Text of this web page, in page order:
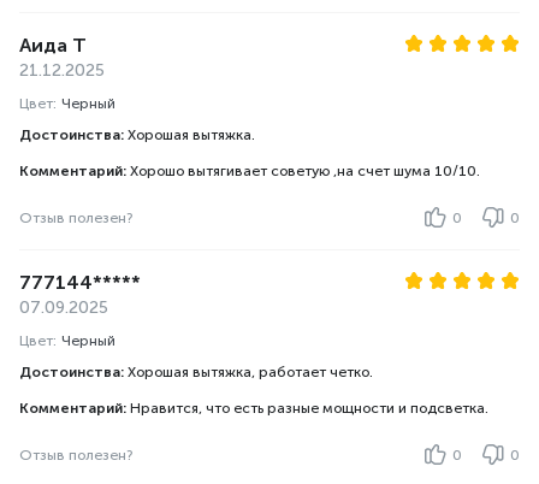
Аида Т
21.12.2025
Цвет: Черный
Достоинства: Хорошая вытяжка.
Комментарий: Хорошо вытягивает советую ,на счет шума 10/10.
Отзыв полезен? 0 0
777144*****
07.09.2025
Цвет: Черный
Достоинства: Хорошая вытяжка, работает четко.
Комментарий: Нравится, что есть разные мощности и подсветка.
Отзыв полезен? 0 0